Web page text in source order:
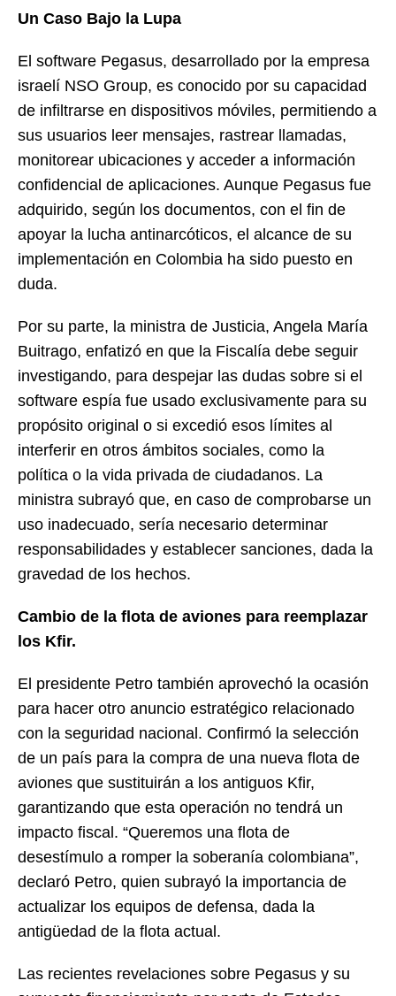
Un Caso Bajo la Lupa
El software Pegasus, desarrollado por la empresa
israelí NSO Group, es conocido por su capacidad
de infiltrarse en dispositivos móviles, permitiendo a
sus usuarios leer mensajes, rastrear llamadas,
monitorear ubicaciones y acceder a información
confidencial de aplicaciones. Aunque Pegasus fue
adquirido, según los documentos, con el fin de
apoyar la lucha antinarcóticos, el alcance de su
implementación en Colombia ha sido puesto en
duda.
Por su parte, la ministra de Justicia, Angela María
Buitrago, enfatizó en que la Fiscalía debe seguir
investigando, para despejar las dudas sobre si el
software espía fue usado exclusivamente para su
propósito original o si excedió esos límites al
interferir en otros ámbitos sociales, como la
política o la vida privada de ciudadanos. La
ministra subrayó que, en caso de comprobarse un
uso inadecuado, sería necesario determinar
responsabilidades y establecer sanciones, dada la
gravedad de los hechos.
Cambio de la flota de aviones para reemplazar
los Kfir.
El presidente Petro también aprovechó la ocasión
para hacer otro anuncio estratégico relacionado
con la seguridad nacional. Confirmó la selección
de un país para la compra de una nueva flota de
aviones que sustituirán a los antiguos Kfir,
garantizando que esta operación no tendrá un
impacto fiscal. “Queremos una flota de
desestímulo a romper la soberanía colombiana”,
declaró Petro, quien subrayó la importancia de
actualizar los equipos de defensa, dada la
antigüedad de la flota actual.
Las recientes revelaciones sobre Pegasus y su